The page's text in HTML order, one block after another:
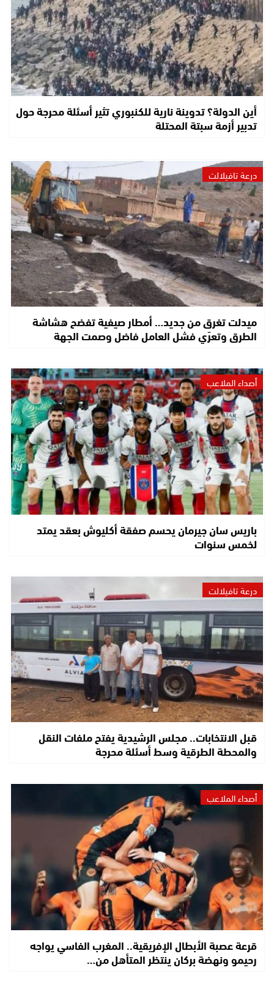
أين الدولة؟ تدوينة نارية للكنبوري تثير أسئلة محرجة حول
تدبير أزمة سبتة المحتلة
درعة تافيلالت
ميدلت تغرق من جديد… أمطار صيفية تفضح هشاشة
الطرق وتعرّي فشل العامل فاضل وصمت الجهة
أصداء الملاعب
باريس سان جيرمان يحسم صفقة أكليوش بعقد يمتد
لخمس سنوات
درعة تافيلالت
قبل الانتخابات.. مجلس الرشيدية يفتح ملفات النقل
والمحطة الطرقية وسط أسئلة محرجة
أصداء الملاعب
قرعة عصبة الأبطال الإفريقية.. المغرب الفاسي يواجه
رحيمو ونهضة بركان ينتظر المتأهل من…